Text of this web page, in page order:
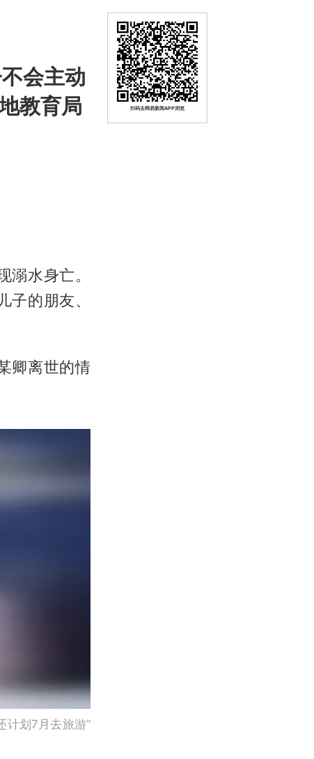
会主动
教育局
水身亡。
的朋友、
卿离世的情
计划7月去旅游”
扫码去网易新闻APP浏览